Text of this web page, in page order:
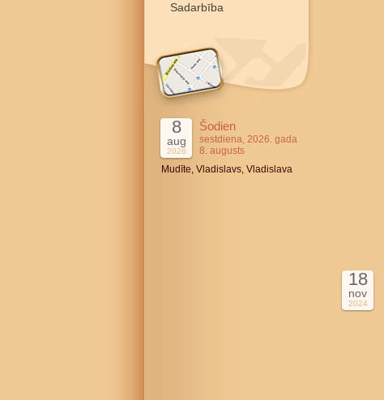
Sadarbība
8
aug
2026
Šodien
sestdiena, 2026. gada
8. augusts
Mudīte, Vladislavs, Vladislava
18
nov
2024